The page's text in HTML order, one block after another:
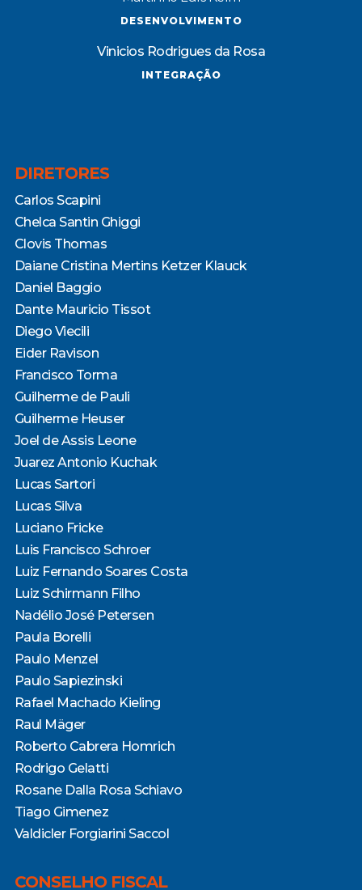
DESENVOLVIMENTO
Vinicios Rodrigues da Rosa
INTEGRAÇÃO
DIRETORES
Carlos Scapini
Chelca Santin Ghiggi
Clovis Thomas
Daiane Cristina Mertins Ketzer Klauck
Daniel Baggio
Dante Mauricio Tissot
Diego Viecili
Eider Ravison
Francisco Torma
Guilherme de Pauli
Guilherme Heuser
Joel de Assis Leone
Juarez Antonio Kuchak
Lucas Sartori
Lucas Silva
Luciano Fricke
Luis Francisco Schroer
Luiz Fernando Soares Costa
Luiz Schirmann Filho
Nadélio José Petersen
Paula Borelli
Paulo Menzel
Paulo Sapiezinski
Rafael Machado Kieling
Raul Mäger
Roberto Cabrera Homrich
Rodrigo Gelatti
Rosane Dalla Rosa Schiavo
Tiago Gimenez
Valdicler Forgiarini Saccol
CONSELHO FISCAL